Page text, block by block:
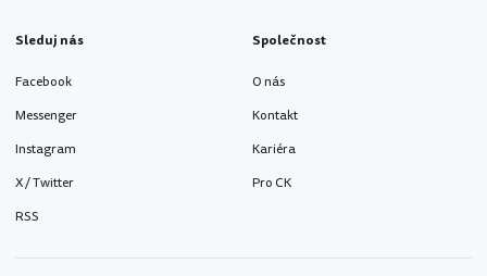
Sleduj nás
Facebook
Messenger
Instagram
X / Twitter
RSS
Společnost
O nás
Kontakt
Kariéra
Pro CK